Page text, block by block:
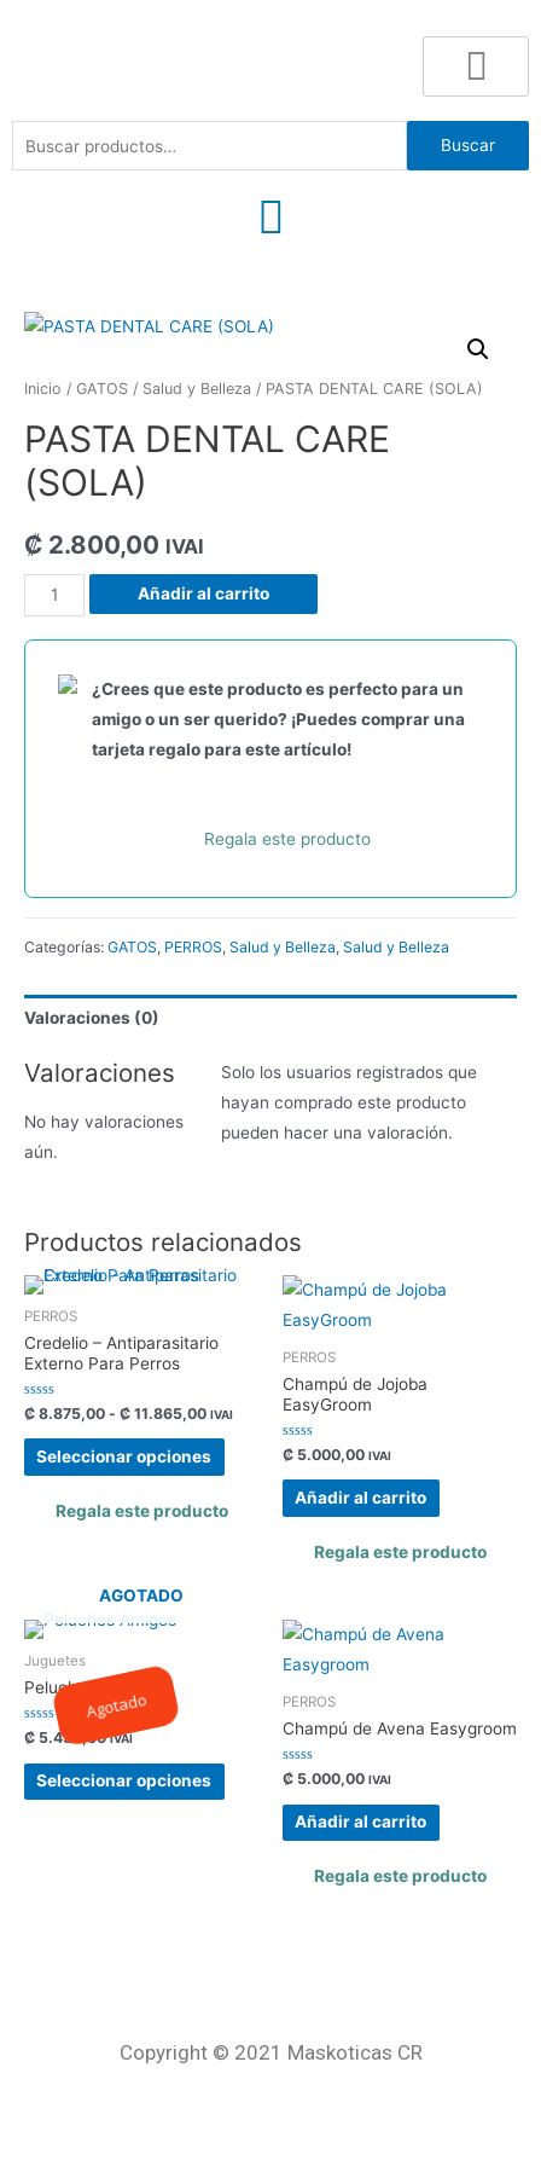
Buscar
Inicio / GATOS / Salud y Belleza / PASTA DENTAL CARE (SOLA)
PASTA DENTAL CARE
(SOLA)
₡ 2.800,00 IVAI
Añadir al carrito
¿Crees que este producto es perfecto para un
amigo o un ser querido? ¡Puedes comprar una
tarjeta regalo para este artículo!
Regala este producto
Categorías: GATOS, PERROS, Salud y Belleza, Salud y Belleza
Valoraciones (0)
Valoraciones
No hay valoraciones
aún.
Solo los usuarios registrados que
hayan comprado este producto
pueden hacer una valoración.
Productos relacionados
PERROS
Credelio – Antiparasitario
Externo Para Perros
Valorado
con
0
de
₡ 8.875,00 - ₡ 11.865,00 IVAI
Seleccionar opciones
Regala este producto
PERROS
Champú de Jojoba
EasyGroom
Valorado
con
0
₡ 5.000,00 IVAI
Añadir al carrito
Regala este producto
Agotado
AGOTADO
Juguetes
Peluches Amigos
Valorado
con
0
de
₡ 5.435,00 IVAI
Seleccionar opciones
PERROS
Champú de Avena Easygroom
Valorado
con
0
₡ 5.000,00 IVAI
Añadir al carrito
Regala este producto
Copyright © 2021 Maskoticas CR